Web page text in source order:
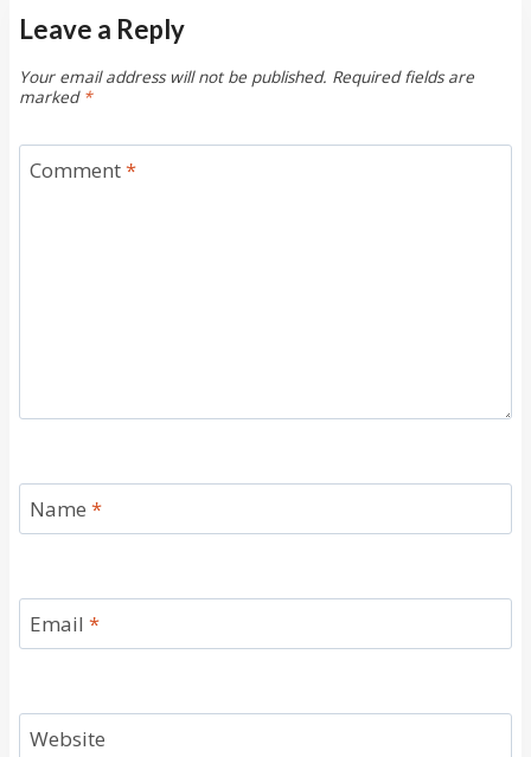
Leave a Reply
Your email address will not be published. Required fields are
marked *
Comment*
Name *
Email *
Website